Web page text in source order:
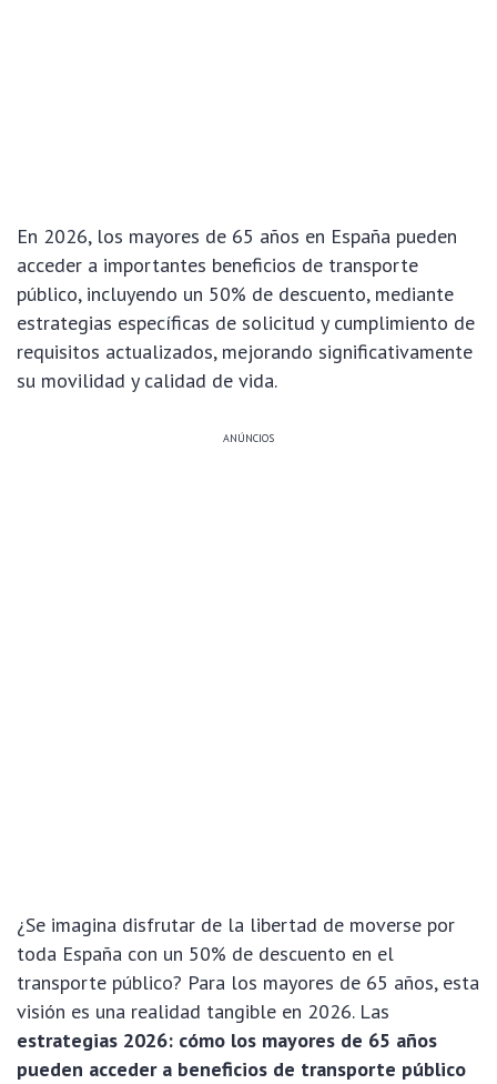
En 2026, los mayores de 65 años en España pueden
acceder a importantes beneficios de transporte
público, incluyendo un 50% de descuento, mediante
estrategias específicas de solicitud y cumplimiento de
requisitos actualizados, mejorando significativamente
su movilidad y calidad de vida.
ANÚNCIOS
¿Se imagina disfrutar de la libertad de moverse por
toda España con un 50% de descuento en el
transporte público? Para los mayores de 65 años, esta
visión es una realidad tangible en 2026. Las
estrategias 2026: cómo los mayores de 65 años
pueden acceder a beneficios de transporte público